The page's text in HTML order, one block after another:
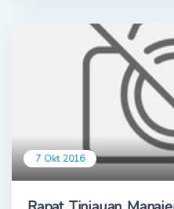
7 Okt 2016